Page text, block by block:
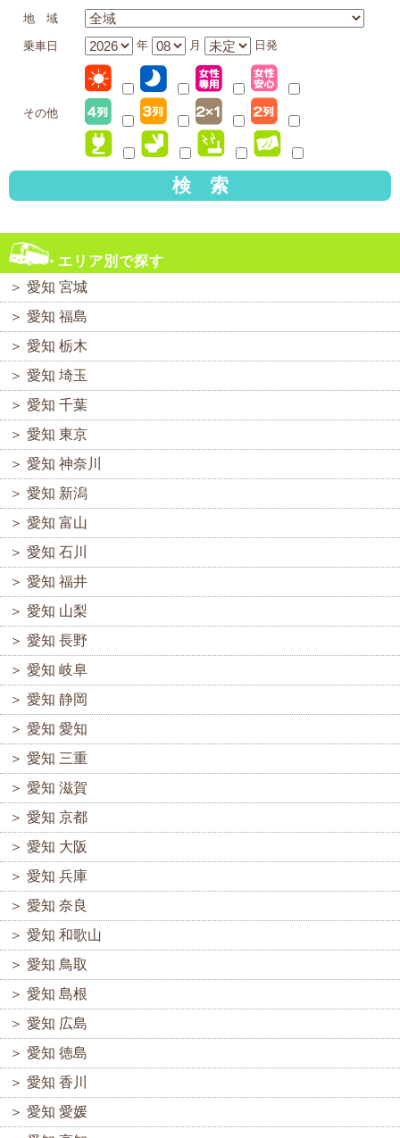
地 域
乗車日 年 月 日発
その他
検 索
エリア別で探す
＞ 愛知 宮城
＞ 愛知 福島
＞ 愛知 栃木
＞ 愛知 埼玉
＞ 愛知 千葉
＞ 愛知 東京
＞ 愛知 神奈川
＞ 愛知 新潟
＞ 愛知 富山
＞ 愛知 石川
＞ 愛知 福井
＞ 愛知 山梨
＞ 愛知 長野
＞ 愛知 岐阜
＞ 愛知 静岡
＞ 愛知 愛知
＞ 愛知 三重
＞ 愛知 滋賀
＞ 愛知 京都
＞ 愛知 大阪
＞ 愛知 兵庫
＞ 愛知 奈良
＞ 愛知 和歌山
＞ 愛知 鳥取
＞ 愛知 島根
＞ 愛知 広島
＞ 愛知 徳島
＞ 愛知 香川
＞ 愛知 愛媛